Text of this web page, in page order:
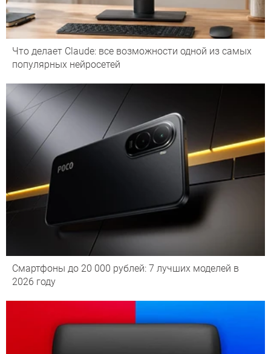
Что делает Сlaude: все возможности одной из самых
популярных нейросетей
Смартфоны до 20 000 рублей: 7 лучших моделей в
2026 году